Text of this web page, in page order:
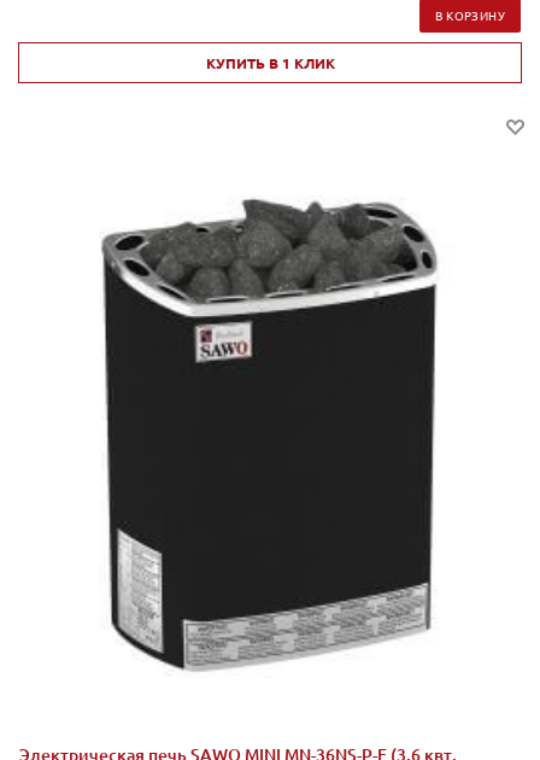
В КОРЗИНУ
КУПИТЬ В 1 КЛИК
Электрическая печь SAWO MINI MN-36NS-P-F (3,6 квт,